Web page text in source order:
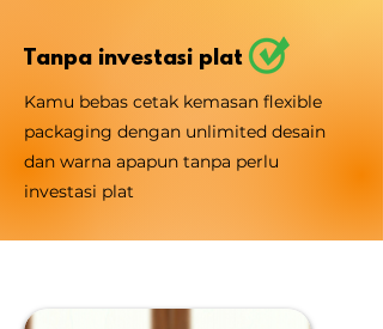
Tanpa investasi plat
Kamu bebas cetak kemasan flexible
packaging dengan unlimited desain
dan warna apapun tanpa perlu
investasi plat